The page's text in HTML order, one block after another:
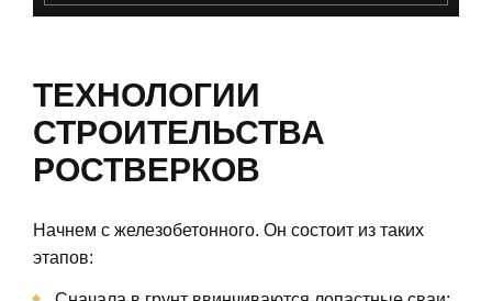
ТЕХНОЛОГИИ
СТРОИТЕЛЬСТВА
РОСТВЕРКОВ
Начнем с железобетонного. Он состоит из таких
этапов: